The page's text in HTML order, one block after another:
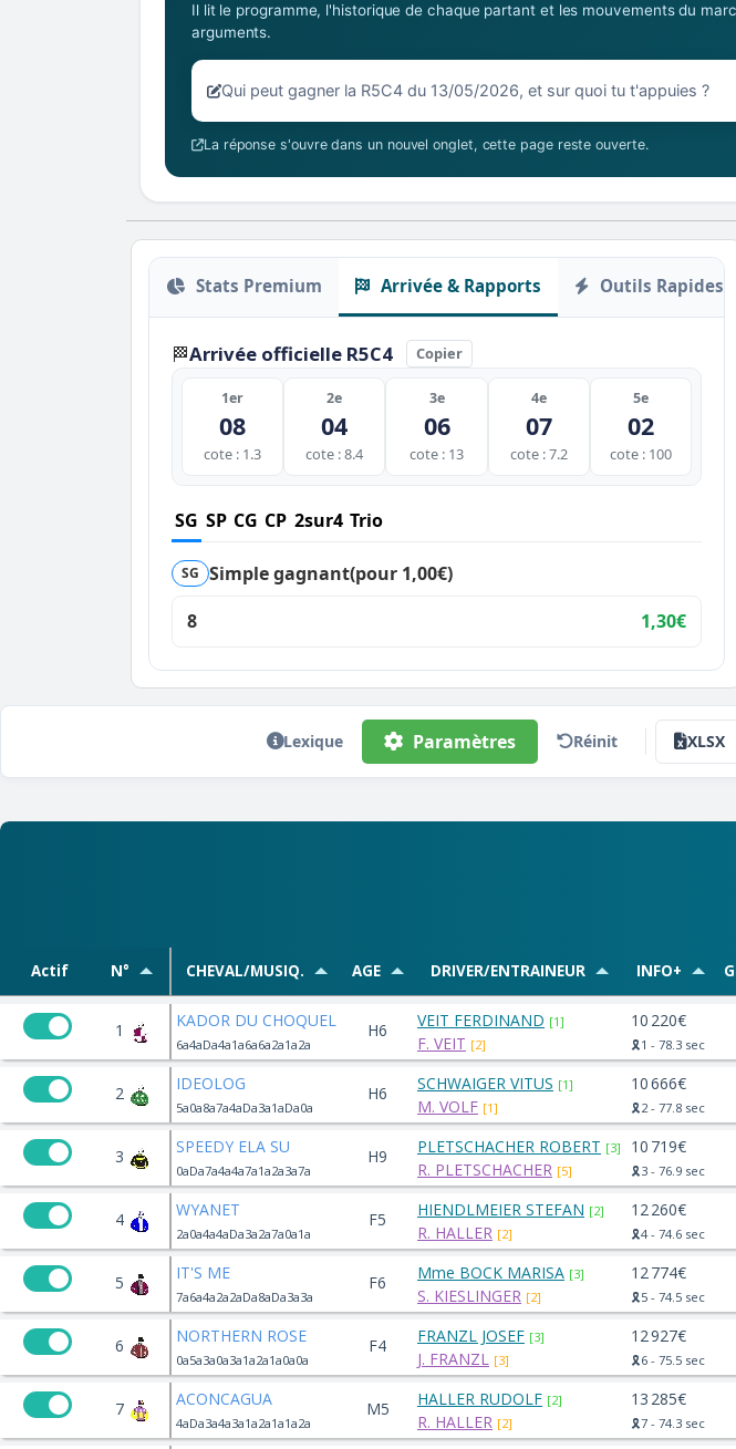
Il lit le programme, l'historique de chaque partant et les mouvements du
arguments.
Votre question sur la R5C4 du 13/05/2026
La réponse s'ouvre dans un nouvel onglet, cette page reste ouverte.
Stats Premium Arrivée & Rapports Outils Rapides
🏁Arrivée officielle R5C4 Copier
1er
08
cote : 1.3
2e
04
cote : 8.4
3e
06
cote : 13
4e
07
cote : 7.2
5e
02
cote : 100
SG SP CG CP 2sur4 Trio
SG Simple gagnant(pour 1,00€)
8
1,30€
Lexique Paramètres Réinit XLSX
Actif N° CHEVAL/MUSIQ. AGE DRIVER/ENTRAINEUR INFO+
1 KADOR DU CHOQUEL
6a4aDa4a1a6a6a2a1a2a
H6 VEIT FERDINAND [1]
F. VEIT [2]
10 220€
🎗️1 - 78.3 sec
2 IDEOLOG
5a0a8a7a4aDa3a1aDa0a
H6 SCHWAIGER VITUS [1]
M. VOLF [1]
10 666€
🎗️2 - 77.8 sec
3 SPEEDY ELA SU
0aDa7a4a4a7a1a2a3a7a
H9 PLETSCHACHER ROBERT [3]
R. PLETSCHACHER [5]
10 719€
🎗️3 - 76.9 sec
4 WYANET
2a0a4a4aDa3a2a7a0a1a
F5 HIENDLMEIER STEFAN [2]
R. HALLER [2]
12 260€
🎗️4 - 74.6 sec
5 IT'S ME
7a6a4a2a2aDa8aDa3a3a
F6 Mme BOCK MARISA [3]
S. KIESLINGER [2]
12 774€
🎗️5 - 74.5 sec
6 NORTHERN ROSE
0a5a3a0a3a1a2a1a0a0a
F4 FRANZL JOSEF [3]
J. FRANZL [3]
12 927€
🎗️6 - 75.5 sec
7 ACONCAGUA
4aDa3a4a3a1a2a1a1a2a
M5 HALLER RUDOLF [2]
R. HALLER [2]
13 285€
🎗️7 - 74.3 sec